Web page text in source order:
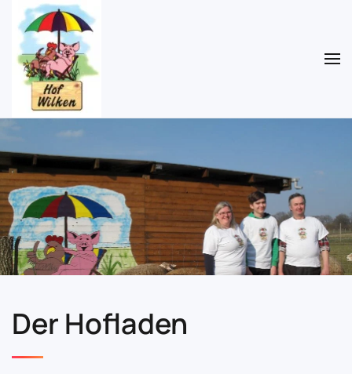
Zum Hauptinhalt springen
Der Hofladen